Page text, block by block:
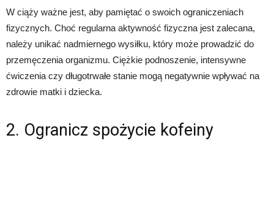
W ciąży ważne jest, aby pamiętać o swoich ograniczeniach
fizycznych. Choć regularna aktywność fizyczna jest zalecana,
należy unikać nadmiernego wysiłku, który może prowadzić do
przemęczenia organizmu. Ciężkie podnoszenie, intensywne
ćwiczenia czy długotrwałe stanie mogą negatywnie wpływać na
zdrowie matki i dziecka.
2. Ogranicz spożycie kofeiny